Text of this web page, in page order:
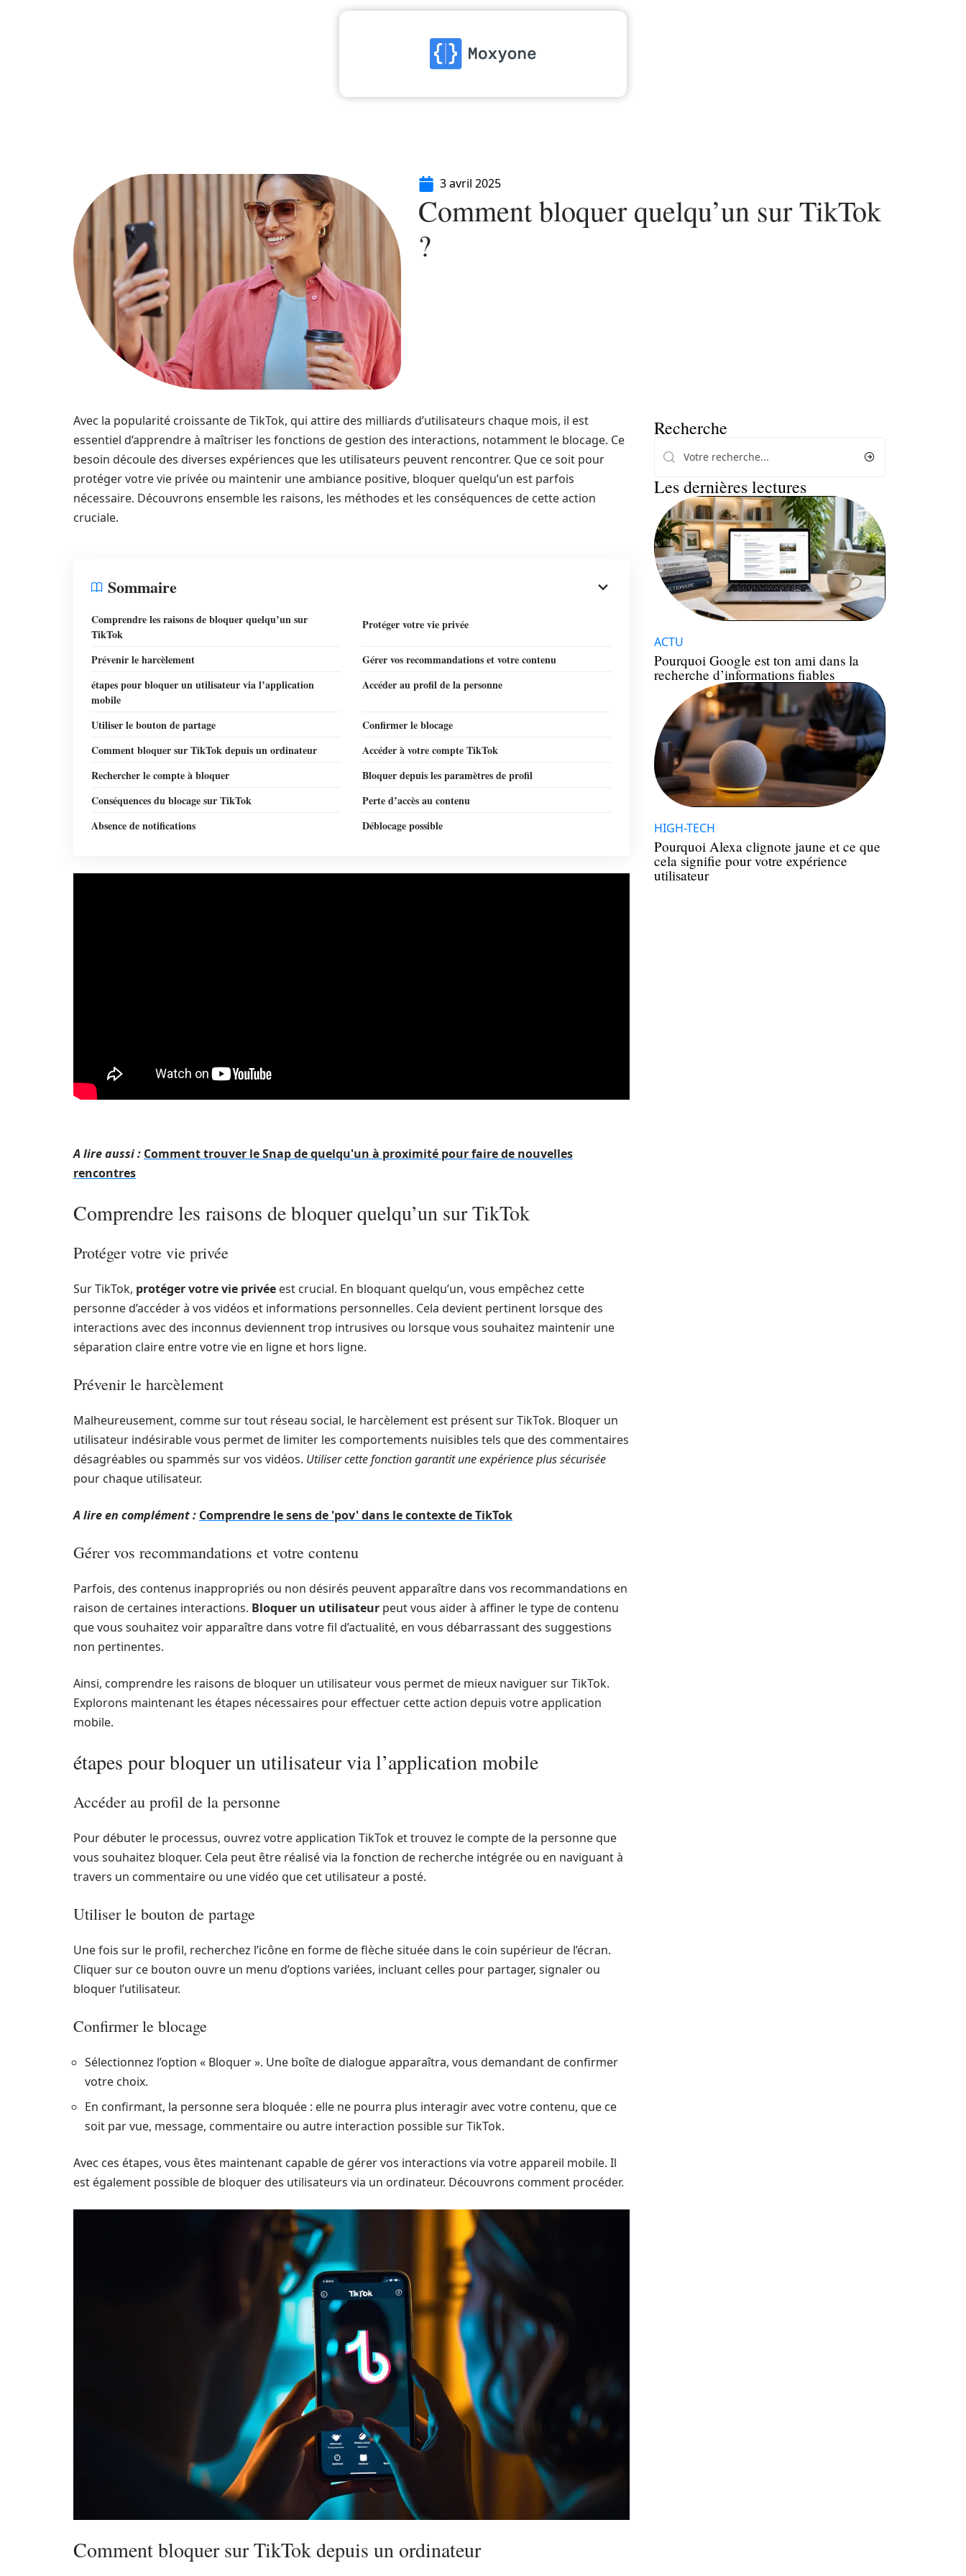
3 avril 2025
Comment bloquer quelqu’un sur TikTok
?
Avec la popularité croissante de TikTok, qui attire des milliards d’utilisateurs chaque mois, il est
essentiel d’apprendre à maîtriser les fonctions de gestion des interactions, notamment le blocage. Ce
besoin découle des diverses expériences que les utilisateurs peuvent rencontrer. Que ce soit pour
protéger votre vie privée ou maintenir une ambiance positive, bloquer quelqu’un est parfois
nécessaire. Découvrons ensemble les raisons, les méthodes et les conséquences de cette action
cruciale.
Sommaire
Comprendre les raisons de bloquer quelqu’un sur
TikTok
Protéger votre vie privée
Prévenir le harcèlement
Gérer vos recommandations et votre contenu
étapes pour bloquer un utilisateur via l’application
mobile
Accéder au profil de la personne
Utiliser le bouton de partage
Confirmer le blocage
Comment bloquer sur TikTok depuis un ordinateur
Accéder à votre compte TikTok
Rechercher le compte à bloquer
Bloquer depuis les paramètres de profil
Conséquences du blocage sur TikTok
Perte d’accès au contenu
Absence de notifications
Déblocage possible
A lire aussi : Comment trouver le Snap de quelqu'un à proximité pour faire de nouvelles
rencontres
Comprendre les raisons de bloquer quelqu’un sur TikTok
Protéger votre vie privée
Sur TikTok, protéger votre vie privée est crucial. En bloquant quelqu’un, vous empêchez cette
personne d’accéder à vos vidéos et informations personnelles. Cela devient pertinent lorsque des
interactions avec des inconnus deviennent trop intrusives ou lorsque vous souhaitez maintenir une
séparation claire entre votre vie en ligne et hors ligne.
Prévenir le harcèlement
Malheureusement, comme sur tout réseau social, le harcèlement est présent sur TikTok. Bloquer un
utilisateur indésirable vous permet de limiter les comportements nuisibles tels que des commentaires
désagréables ou spammés sur vos vidéos. Utiliser cette fonction garantit une expérience plus sécurisée
pour chaque utilisateur.
A lire en complément : Comprendre le sens de 'pov' dans le contexte de TikTok
Gérer vos recommandations et votre contenu
Parfois, des contenus inappropriés ou non désirés peuvent apparaître dans vos recommandations en
raison de certaines interactions. Bloquer un utilisateur peut vous aider à affiner le type de contenu
que vous souhaitez voir apparaître dans votre fil d’actualité, en vous débarrassant des suggestions
non pertinentes.
Ainsi, comprendre les raisons de bloquer un utilisateur vous permet de mieux naviguer sur TikTok.
Explorons maintenant les étapes nécessaires pour effectuer cette action depuis votre application
mobile.
étapes pour bloquer un utilisateur via l’application mobile
Accéder au profil de la personne
Pour débuter le processus, ouvrez votre application TikTok et trouvez le compte de la personne que
vous souhaitez bloquer. Cela peut être réalisé via la fonction de recherche intégrée ou en naviguant à
travers un commentaire ou une vidéo que cet utilisateur a posté.
Utiliser le bouton de partage
Une fois sur le profil, recherchez l’icône en forme de flèche située dans le coin supérieur de l’écran.
Cliquer sur ce bouton ouvre un menu d’options variées, incluant celles pour partager, signaler ou
bloquer l’utilisateur.
Confirmer le blocage
Sélectionnez l’option « Bloquer ». Une boîte de dialogue apparaîtra, vous demandant de confirmer
votre choix.
En confirmant, la personne sera bloquée : elle ne pourra plus interagir avec votre contenu, que ce
soit par vue, message, commentaire ou autre interaction possible sur TikTok.
Avec ces étapes, vous êtes maintenant capable de gérer vos interactions via votre appareil mobile. Il
est également possible de bloquer des utilisateurs via un ordinateur. Découvrons comment procéder.
Comment bloquer sur TikTok depuis un ordinateur
Recherche
Les dernières lectures
ACTU
Pourquoi Google est ton ami dans la
recherche d’informations fiables
HIGH-TECH
Pourquoi Alexa clignote jaune et ce que
cela signifie pour votre expérience
utilisateur